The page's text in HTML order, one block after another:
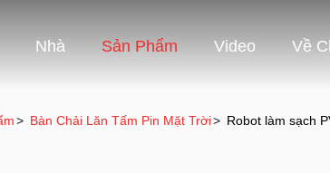
Nhà Sản Phẩm Video Về
> Bàn Chải Lăn Tấm Pin Mặt Trời> Robot làm sạch